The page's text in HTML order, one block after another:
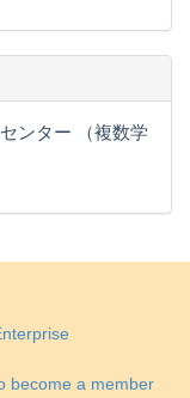
ンター （複数学
become a member